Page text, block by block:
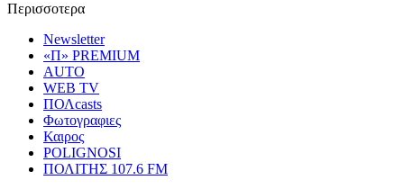
Περισσοτερα
Newsletter
«Π» PREMIUM
AUTO
WEB TV
ΠΟΛcasts
Φωτογραφιες
Καιρος
POLIGNOSI
ΠΟΛΙΤΗΣ 107.6 FM